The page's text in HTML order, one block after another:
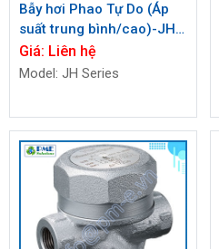
Bẫy hơi Phao Tự Do (Áp
suất trung bình/cao)-JH
Series
Giá: Liên hệ
Model: JH Series